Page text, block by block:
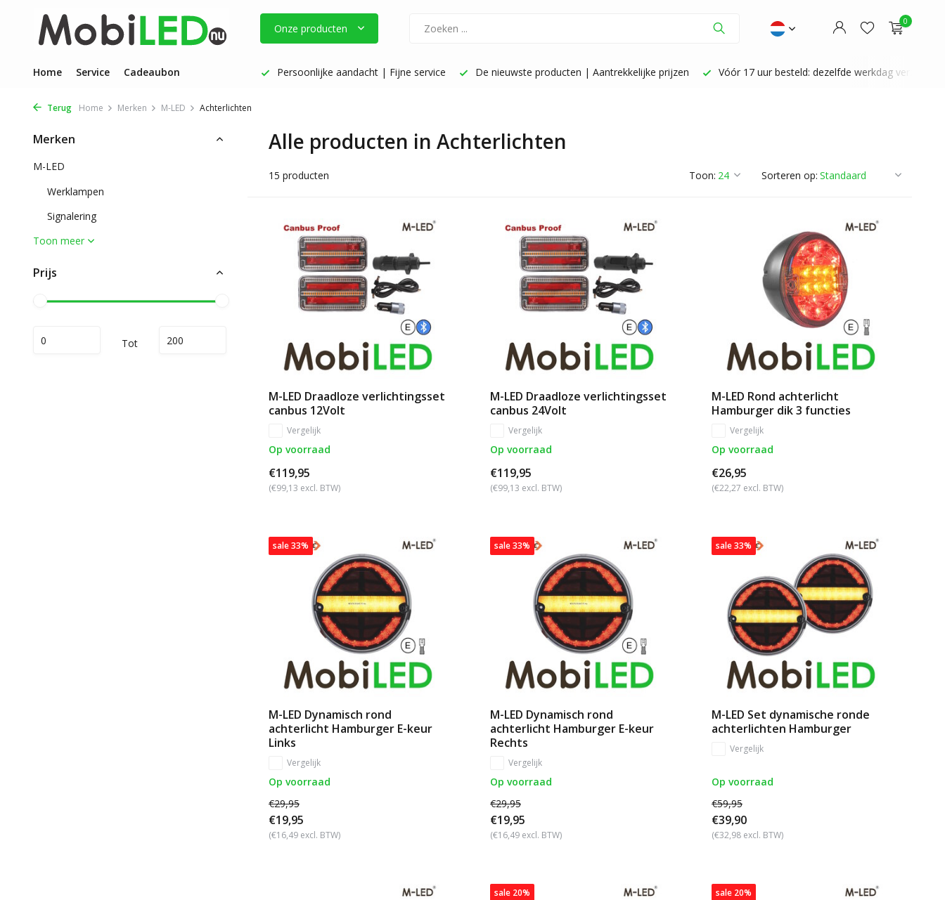
Onze producten
0
Home Service Cadeaubon
Vóór 17 uur besteld: dezelfde werkdag verzonden Persoonlijke aandacht | Fijne service De nieuwste producten | Aantrekkelijke prijzen Vóór 17 uur besteld: dezelfde werkdag verzonden
Terug Home Merken M-LED Achterlichten
Merken
M-LED
Werklampen
Signalering
Toon meer
Prijs
Tot
Alle producten in Achterlichten
15 producten Toon: Sorteren op:
M-LED Draadloze verlichtingsset
canbus 12Volt
Vergelijk
Op voorraad
€119,95
(€99,13 excl. BTW)
M-LED Draadloze verlichtingsset
canbus 24Volt
Vergelijk
Op voorraad
€119,95
(€99,13 excl. BTW)
M-LED Rond achterlicht
Hamburger dik 3 functies
Vergelijk
Op voorraad
€26,95
(€22,27 excl. BTW)
sale 33%
M-LED Dynamisch rond
achterlicht Hamburger E-keur
Links
Vergelijk
Op voorraad
€29,95
€19,95
(€16,49 excl. BTW)
sale 33%
M-LED Dynamisch rond
achterlicht Hamburger E-keur
Rechts
Vergelijk
Op voorraad
€29,95
€19,95
(€16,49 excl. BTW)
sale 33%
M-LED Set dynamische ronde
achterlichten Hamburger
Vergelijk
Op voorraad
€59,95
€39,90
(€32,98 excl. BTW)
sale 20% sale 20%